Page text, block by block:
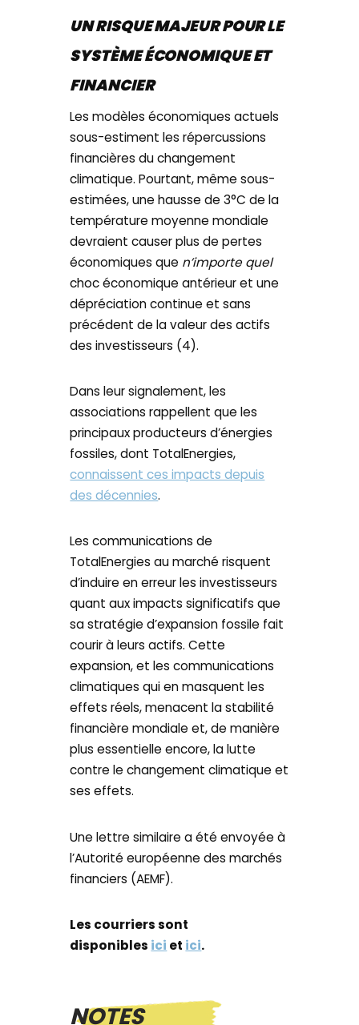
UN RISQUE MAJEUR POUR LE
SYSTÈME ÉCONOMIQUE ET
FINANCIER
Les modèles économiques actuels
sous-estiment les répercussions
financières du changement
climatique. Pourtant, même sous-
estimées, une hausse de 3°C de la
température moyenne mondiale
devraient causer plus de pertes
économiques que n’importe quel
choc économique antérieur et une
dépréciation continue et sans
précédent de la valeur des actifs
des investisseurs (4).
Dans leur signalement, les
associations rappellent que les
principaux producteurs d’énergies
fossiles, dont TotalEnergies,
connaissent ces impacts depuis
des décennies.
Les communications de
TotalEnergies au marché risquent
d’induire en erreur les investisseurs
quant aux impacts significatifs que
sa stratégie d’expansion fossile fait
courir à leurs actifs. Cette
expansion, et les communications
climatiques qui en masquent les
effets réels, menacent la stabilité
financière mondiale et, de manière
plus essentielle encore, la lutte
contre le changement climatique et
ses effets.
Une lettre similaire a été envoyée à
l’Autorité européenne des marchés
financiers (AEMF).
Les courriers sont
disponibles ici et ici.
NOTES